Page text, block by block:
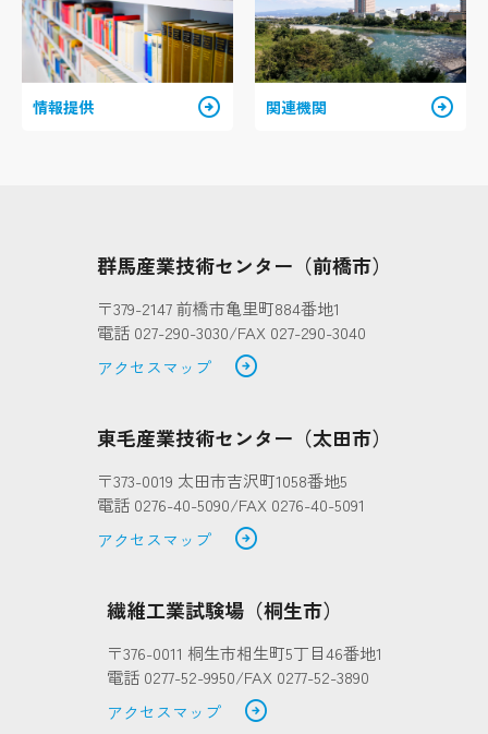
情報提供 arrow_circle_right 関連機関 arrow_circle_right
群馬産業技術センター（前橋市）
〒379-2147 前橋市亀里町884番地1
電話 027-290-3030/FAX 027-290-3040
アクセスマップ
arrow_circle_right
東毛産業技術センター（太田市）
〒373-0019 太田市吉沢町1058番地5
電話 0276-40-5090/FAX 0276-40-5091
アクセスマップ
arrow_circle_right
繊維工業試験場（桐生市）
〒376-0011 桐生市相生町5丁目46番地1
電話 0277-52-9950/FAX 0277-52-3890
アクセスマップ
arrow_circle_right